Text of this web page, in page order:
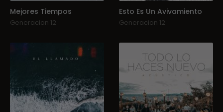
Mejores Tiempos
Generacion 12
Esto Es Un Avivamiento
Generacion 12